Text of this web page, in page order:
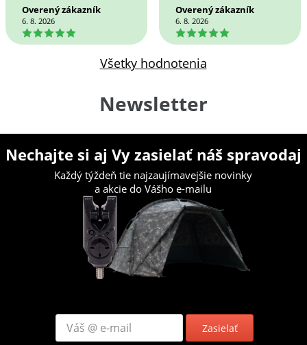
Overený zákazník
6. 8. 2026
5
Overený zákazník
6. 8. 2026
5
Všetky hodnotenia
Newsletter
Nechajte si aj Vy zasielať náš spravodaj
Každý týždeň tie najzaujímavejšie novinky
a akcie do Vášho e-mailu
Zasielať